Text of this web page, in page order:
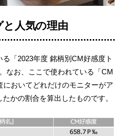
人気の理由
「2023年度 銘柄別CM好感度ト
なお、ここで使われている「CM
おいてどれだけのモニターがア
かの割合を算出したものです。